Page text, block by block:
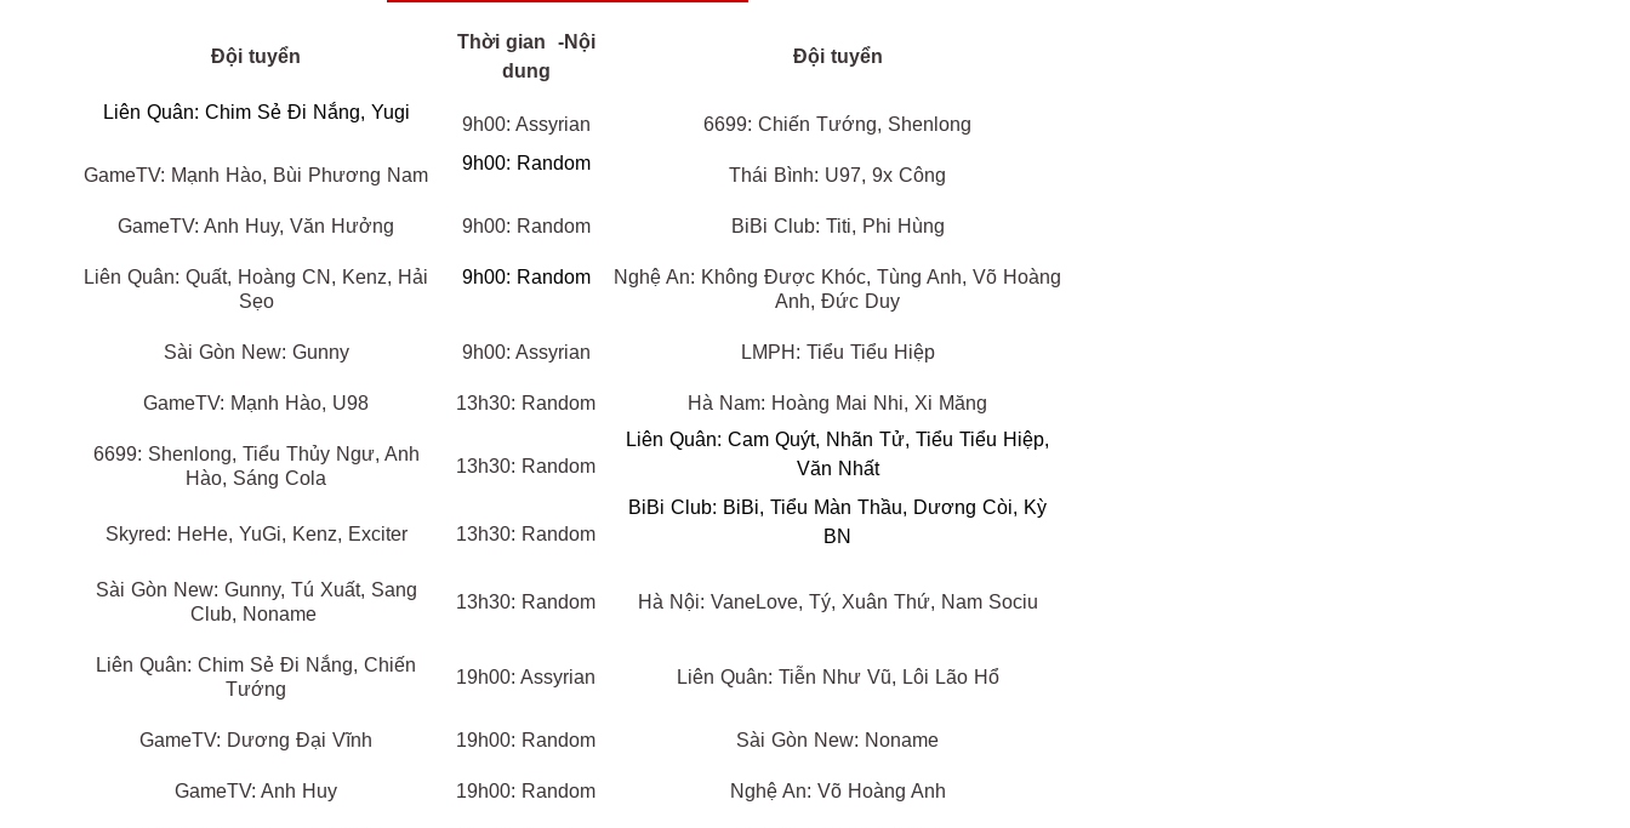
Đội tuyển
Thời gian -Nội
dung
Đội tuyển
Liên Quân: Chim Sẻ Đi Nắng, Yugi
9h00: Assyrian 6699: Chiến Tướng, Shenlong
GameTV: Mạnh Hào, Bùi Phương Nam
9h00: Random
Thái Bình: U97, 9x Công
GameTV: Anh Huy, Văn Hưởng 9h00: Random BiBi Club: Titi, Phi Hùng
Liên Quân: Quất, Hoàng CN, Kenz, Hải
Sẹo
9h00: Random
Nghệ An: Không Được Khóc, Tùng Anh, Võ Hoàng
Anh, Đức Duy
Sài Gòn New: Gunny 9h00: Assyrian LMPH: Tiểu Tiểu Hiệp
GameTV: Mạnh Hào, U98 13h30: Random Hà Nam: Hoàng Mai Nhi, Xi Măng
6699: Shenlong, Tiểu Thủy Ngư, Anh
Hào, Sáng Cola
13h30: Random
Liên Quân: Cam Quýt, Nhãn Tử, Tiểu Tiểu Hiệp,
Văn Nhất
Skyred: HeHe, YuGi, Kenz, Exciter 13h30: Random
BiBi Club: BiBi, Tiểu Màn Thầu, Dương Còi, Kỳ
BN
Sài Gòn New: Gunny, Tú Xuất, Sang
Club, Noname
13h30: Random Hà Nội: VaneLove, Tý, Xuân Thứ, Nam Sociu
Liên Quân: Chim Sẻ Đi Nắng, Chiến
Tướng
19h00: Assyrian Liên Quân: Tiễn Như Vũ, Lôi Lão Hổ
GameTV: Dương Đại Vĩnh 19h00: Random Sài Gòn New: Noname
GameTV: Anh Huy 19h00: Random Nghệ An: Võ Hoàng Anh